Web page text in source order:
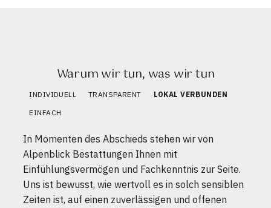
Warum wir tun, was wir tun
INDIVIDUELL TRANSPARENT LOKAL VERBUNDEN
EINFACH
In Momenten des Abschieds stehen wir von
Alpenblick Bestattungen Ihnen mit
Einfühlungsvermögen und Fachkenntnis zur Seite.
Uns ist bewusst, wie wertvoll es in solch sensiblen
Zeiten ist, auf einen zuverlässigen und offenen